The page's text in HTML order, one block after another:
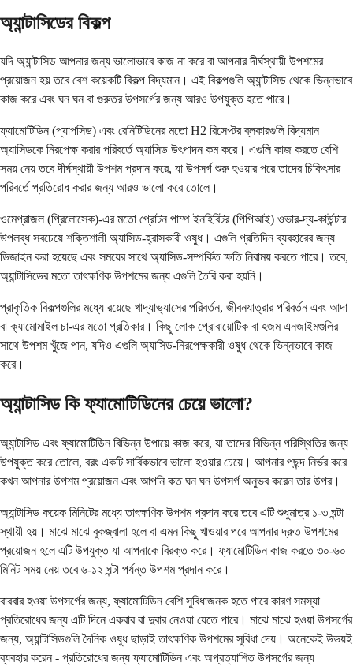
অ্যান্টাসিডের বিকল্প
যদি অ্যান্টাসিড আপনার জন্য ভালোভাবে কাজ না করে বা আপনার দীর্ঘস্থায়ী উপশমের
প্রয়োজন হয় তবে বেশ কয়েকটি বিকল্প বিদ্যমান। এই বিকল্পগুলি অ্যান্টাসিড থেকে ভিন্নভাবে
কাজ করে এবং ঘন ঘন বা গুরুতর উপসর্গের জন্য আরও উপযুক্ত হতে পারে।
ফ্যামোটিডিন (প্যাপসিড) এবং রেনিটিডিনের মতো H2 রিসেপ্টর ব্লকারগুলি বিদ্যমান
অ্যাসিডকে নিরপেক্ষ করার পরিবর্তে অ্যাসিড উৎপাদন কম করে। এগুলি কাজ করতে বেশি
সময় নেয় তবে দীর্ঘস্থায়ী উপশম প্রদান করে, যা উপসর্গ শুরু হওয়ার পরে তাদের চিকিৎসার
পরিবর্তে প্রতিরোধ করার জন্য আরও ভালো করে তোলে।
ওমেপ্রাজল (প্রিলোসেক)-এর মতো প্রোটন পাম্প ইনহিবিটর (পিপিআই) ওভার-দ্য-কাউন্টার
উপলব্ধ সবচেয়ে শক্তিশালী অ্যাসিড-হ্রাসকারী ওষুধ। এগুলি প্রতিদিন ব্যবহারের জন্য
ডিজাইন করা হয়েছে এবং সময়ের সাথে অ্যাসিড-সম্পর্কিত ক্ষতি নিরাময় করতে পারে। তবে,
অ্যান্টাসিডের মতো তাৎক্ষণিক উপশমের জন্য এগুলি তৈরি করা হয়নি।
প্রাকৃতিক বিকল্পগুলির মধ্যে রয়েছে খাদ্যাভ্যাসের পরিবর্তন, জীবনযাত্রার পরিবর্তন এবং আদা
বা ক্যামোমাইল চা-এর মতো প্রতিকার। কিছু লোক প্রোবায়োটিক বা হজম এনজাইমগুলির
সাথে উপশম খুঁজে পান, যদিও এগুলি অ্যাসিড-নিরপেক্ষকারী ওষুধ থেকে ভিন্নভাবে কাজ
করে।
অ্যান্টাসিড কি ফ্যামোটিডিনের চেয়ে ভালো?
অ্যান্টাসিড এবং ফ্যামোটিডিন বিভিন্ন উপায়ে কাজ করে, যা তাদের বিভিন্ন পরিস্থিতির জন্য
উপযুক্ত করে তোলে, বরং একটি সার্বিকভাবে ভালো হওয়ার চেয়ে। আপনার পছন্দ নির্ভর করে
কখন আপনার উপশম প্রয়োজন এবং আপনি কত ঘন ঘন উপসর্গ অনুভব করেন তার উপর।
অ্যান্টাসিড কয়েক মিনিটের মধ্যে তাৎক্ষণিক উপশম প্রদান করে তবে এটি শুধুমাত্র ১-৩ ঘন্টা
স্থায়ী হয়। মাঝে মাঝে বুকজ্বালা হলে বা এমন কিছু খাওয়ার পরে আপনার দ্রুত উপশমের
প্রয়োজন হলে এটি উপযুক্ত যা আপনাকে বিরক্ত করে। ফ্যামোটিডিন কাজ করতে ৩০-৬০
মিনিট সময় নেয় তবে ৬-১২ ঘন্টা পর্যন্ত উপশম প্রদান করে।
বারবার হওয়া উপসর্গের জন্য, ফ্যামোটিডিন বেশি সুবিধাজনক হতে পারে কারণ সমস্যা
প্রতিরোধের জন্য এটি দিনে একবার বা দুবার নেওয়া যেতে পারে। মাঝে মাঝে হওয়া উপসর্গের
জন্য, অ্যান্টাসিডগুলি দৈনিক ওষুধ ছাড়াই তাৎক্ষণিক উপশমের সুবিধা দেয়। অনেকেই উভয়ই
ব্যবহার করেন - প্রতিরোধের জন্য ফ্যামোটিডিন এবং অপ্রত্যাশিত উপসর্গের জন্য